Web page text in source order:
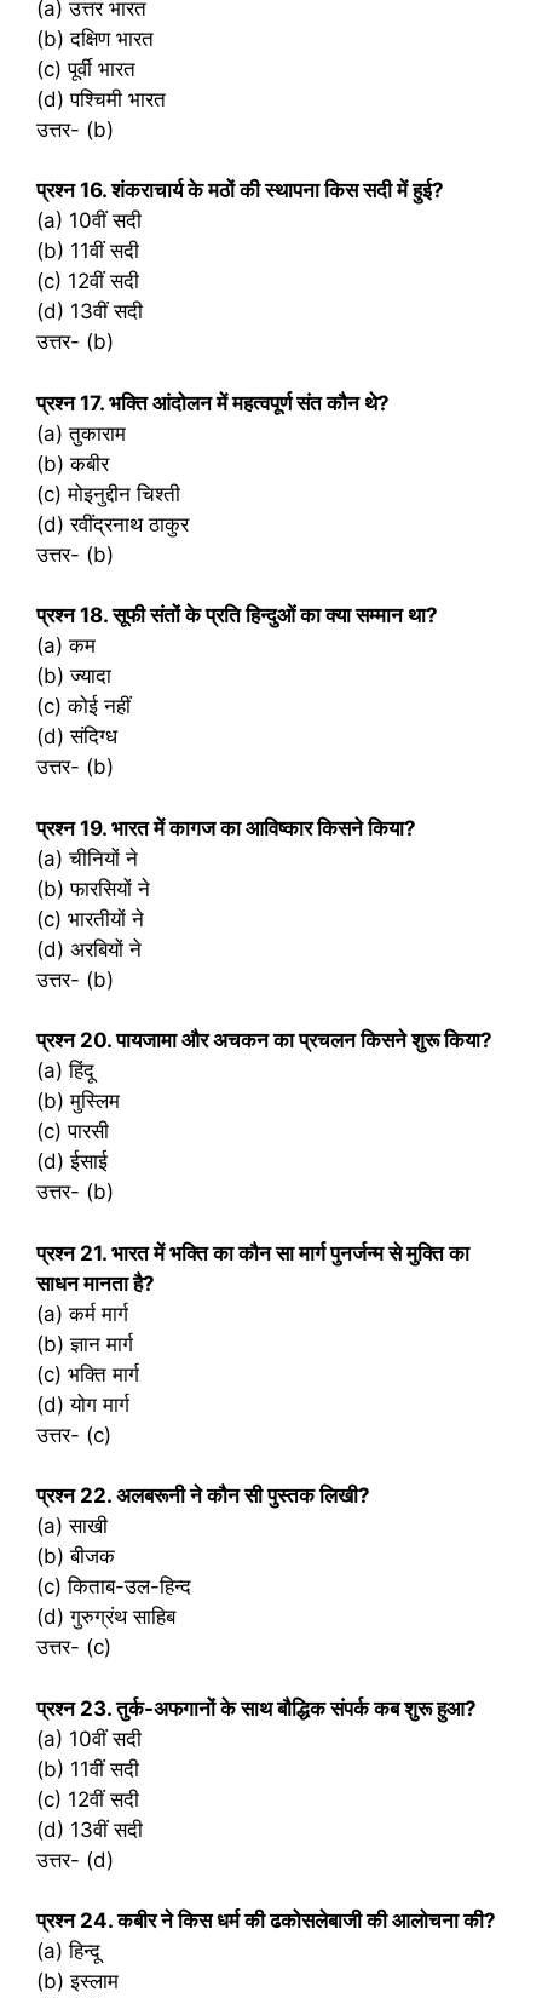
(a) उत्तर भारत
(b) दक्षिण भारत
(c) पूर्वी भारत
(d) पश्चिमी भारत
उत्तर- (b)
प्रश्‍न 16. शंकराचार्य के मठों की स्थापना किस सदी में हुई?
(a) 10वीं सदी
(b) 11वीं सदी
(c) 12वीं सदी
(d) 13वीं सदी
उत्तर- (b)
प्रश्‍न 17. भक्ति आंदोलन में महत्वपूर्ण संत कौन थे?
(a) तुकाराम
(b) कबीर
(c) मोइनुद्दीन चिश्ती
(d) रवींद्रनाथ ठाकुर
उत्तर- (b)
प्रश्‍न 18. सूफी संतों के प्रति हिन्दुओं का क्या सम्मान था?
(a) कम
(b) ज्यादा
(c) कोई नहीं
(d) संदिग्ध
उत्तर- (b)
प्रश्‍न 19. भारत में कागज का आविष्कार किसने किया?
(a) चीनियों ने
(b) फारसियों ने
(c) भारतीयों ने
(d) अरबियों ने
उत्तर- (b)
प्रश्‍न 20. पायजामा और अचकन का प्रचलन किसने शुरू किया?
(a) हिंदू
(b) मुस्लिम
(c) पारसी
(d) ईसाई
उत्तर- (b)
प्रश्‍न 21. भारत में भक्ति का कौन सा मार्ग पुनर्जन्म से मुक्ति का
साधन मानता है?
(a) कर्म मार्ग
(b) ज्ञान मार्ग
(c) भक्ति मार्ग
(d) योग मार्ग
उत्तर- (c)
प्रश्‍न 22. अलबरूनी ने कौन सी पुस्तक लिखी?
(a) साखी
(b) बीजक
(c) किताब-उल-हिन्द
(d) गुरुग्रंथ साहिब
उत्तर- (c)
प्रश्‍न 23. तुर्क-अफगानों के साथ बौद्धिक संपर्क कब शुरू हुआ?
(a) 10वीं सदी
(b) 11वीं सदी
(c) 12वीं सदी
(d) 13वीं सदी
उत्तर- (d)
प्रश्‍न 24. कबीर ने किस धर्म की ढकोसलेबाजी की आलोचना की?
(a) हिन्दू
(b) इस्लाम